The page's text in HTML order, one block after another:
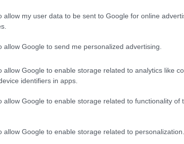
allow my user data to be sent to Google for online
allow Google to send me personalized advertising.
allow Google to enable storage related to analytics like
identifiers in apps.
allow Google to enable storage related to functionality of
allow Google to enable storage related to personalization.